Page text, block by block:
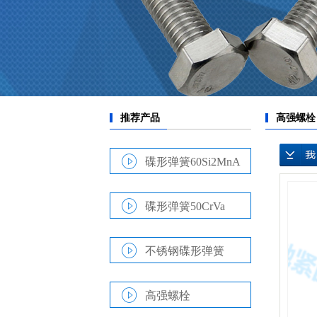
碟形弹簧60Si2MnA
碟形弹簧50CrVa
不锈钢碟形弹簧
高强螺栓